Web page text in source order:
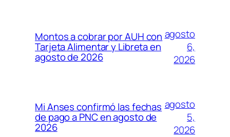
Montos a cobrar por AUH con
Tarjeta Alimentar y Libreta en
agosto de 2026
agosto
6,
2026
Mi Anses confirmó las fechas
de pago a PNC en agosto de
2026
agosto
5,
2026